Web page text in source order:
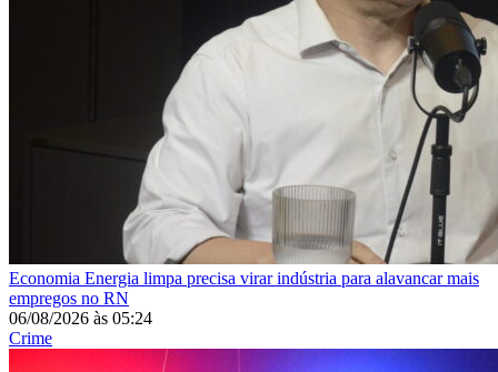
Economia Energia limpa precisa virar indústria para alavancar mais
empregos no RN
06/08/2026 às 05:24
Crime